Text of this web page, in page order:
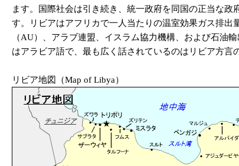
ます。国際社会は引き続き、統一政府を同国の正当な
す。リビアはアフリカで一人当たりの温室効果ガス排
（AU）、アラブ連盟、イスラム協力機構、および石油
はアラビア語で、最も広く話されているのはリビア方言
リビア地図（Map of Libya）